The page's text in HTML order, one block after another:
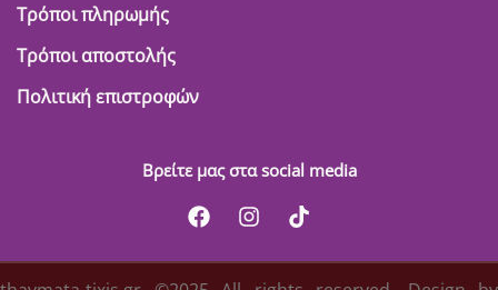
Τρόποι πληρωμής
Τρόποι αποστολής
Πολιτική επιστροφών
Βρείτε μας στα social media